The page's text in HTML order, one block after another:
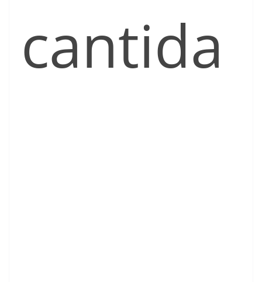
cantida